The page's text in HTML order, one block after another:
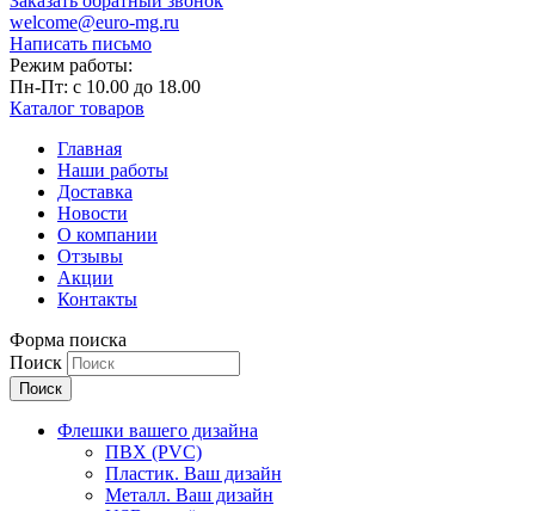
welcome@euro-mg.ru
Написать письмо
Режим работы:
Пн-Пт: с 10.00 до 18.00
Каталог товаров
Главная
Наши работы
Доставка
Новости
О компании
Отзывы
Акции
Контакты
Форма поиска
Поиск
Флешки вашего дизайна
ПВХ (PVC)
Пластик. Ваш дизайн
Металл. Ваш дизайн